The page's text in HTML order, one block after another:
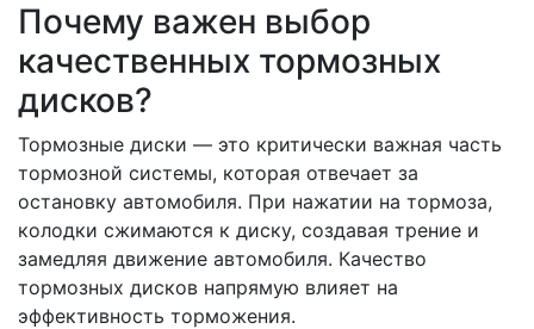
Почему важен выбор
качественных тормозных
дисков?
Тормозные диски — это критически важная часть
тормозной системы, которая отвечает за
остановку автомобиля. При нажатии на тормоза,
колодки сжимаются к диску, создавая трение и
замедляя движение автомобиля. Качество
тормозных дисков напрямую влияет на
эффективность торможения.